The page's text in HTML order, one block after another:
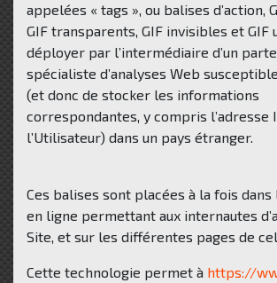
appelées « tags », ou balises d’action,
GIF transparents, GIF invisibles et GIF
déployer par l’intermédiaire d’un
spécialiste d’analyses Web
(et donc de stocker les informations
correspondantes, y compris l’adresse
l’Utilisateur) dans un pays étranger.
Ces balises sont placées à la fois
en ligne permettant aux internautes
Site, et sur les différentes pages de
Cette technologie permet à https://